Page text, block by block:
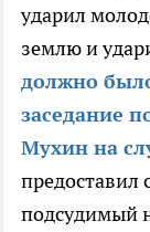
ударил
землю и
должно
заседание
Мухин на
предоставил
подсудимый